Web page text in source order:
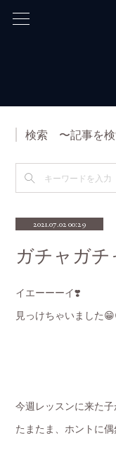
検索 〜記事を検
2021.07.02 00:29
ガチャガチ
イエーーーイ❣️
見っけちゃいました
今週レッスンに来た子
たまたま、ホントに偶